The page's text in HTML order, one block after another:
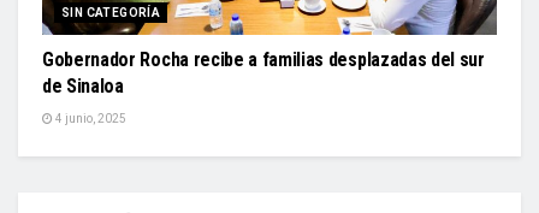
SIN CATEGORÍA
Gobernador Rocha recibe a familias desplazadas del sur
de Sinaloa
4 junio, 2025